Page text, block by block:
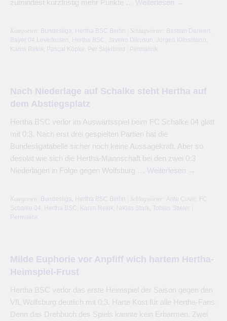
zumindest kurzfristig mehr Punkte … Weiterlesen →
Kategorien: Bundesliga Hertha BSC Berlin | Schlagwörter: Bastian Dankert
Bayer 04 Leverkusen
Hertha BSC Javeiro Dilrosun Jürgen Klinsmann
Karim Rekik
Pascal Köpke Per Skjelbred Permalink
Nach Niederlage auf Schalke steht Hertha auf
dem Abstiegsplatz
Hertha BSC verlor im Auswärtsspiel beim FC Schalke 04 glatt
mit 0:3. Nach erst drei gespielten Partien hat die
Bundesligatabelle sicher noch keine Aussagekraft. Aber so
desolat wie sich die Hertha-Mannschaft bei den zwei 0:3
Niederlagen in Folge gegen Wolfsburg … Weiterlesen →
Kategorien: Bundesliga Hertha BSC Berlin | Schlagwörter: Ante Covic
FC
Schalke 04
Hertha BSC Karim Rekik Niklas Stark Tobias Stieler
Permalink
Milde Euphorie vor Anpfiff wich hartem Hertha-
Heimspiel-Frust
Hertha BSC verlor das erste Heimspiel der Saison gegen den
VfL Wolfsburg deutlich mit 0:3. Harte Kost für alle Hertha-Fans.
Denn das Drehbuch des Spiels kannte kein Erbarmen. Zwei